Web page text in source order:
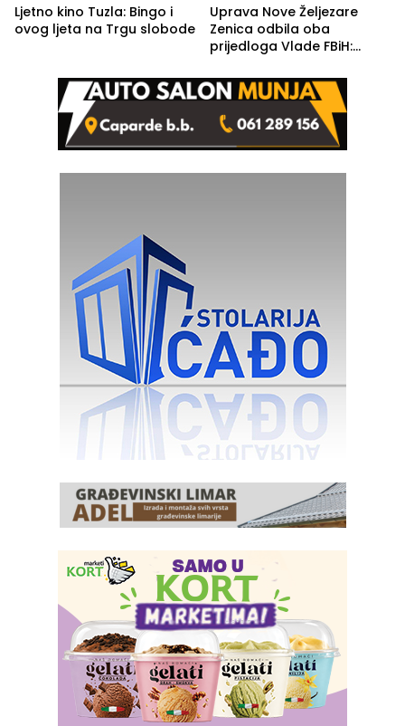
Ljetno kino Tuzla: Bingo i
ovog ljeta na Trgu slobode
Uprava Nove Željezare
Zenica odbila oba
prijedloga Vlade FBiH:
rješenje